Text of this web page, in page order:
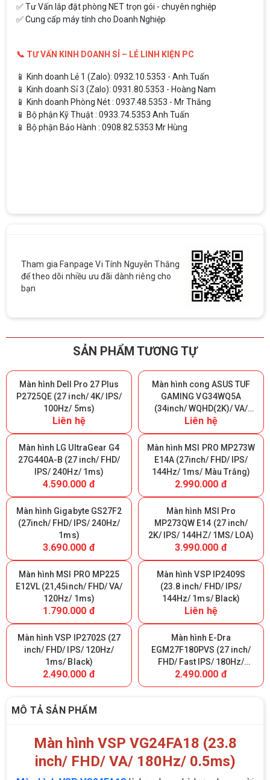
✅ Tư Vấn lắp đặt phòng NET trọn gói - chuyên nghiệp
✅ Cung cấp máy tính cho Doanh Nghiệp
📞 TƯ VẤN KINH DOANH SỈ – LẺ LINH KIỆN PC
📱 Kinh doanh Lẻ 1 (Zalo): 0932.10.5353 - Anh.Tuấn
📱 Kinh doanh Sỉ 3 (Zalo): 0931.80.5353 - Hoàng Nam
📱 Kinh doanh Phòng Nét : 0937.48.5353 - Mr Thắng
📱 Bộ phận Kỹ Thuật : 0933.74.5353 Anh Tuấn
📱 Bộ phận Bảo Hành : 0908.82.5353 Mr Hùng
Tham gia Fanpage Vi Tính Nguyễn Thắng
để theo dõi nhiều ưu đãi dành riêng cho
bạn
SẢN PHẨM TƯƠNG TỰ
Màn hình Dell Pro 27 Plus
P2725QE (27 inch/ 4K/ IPS/
100Hz/ 5ms)
Liên hệ
Màn hình cong ASUS TUF
GAMING VG34WQ5A
(34inch/ WQHD(2K)/ VA/
200Hz/ 0.5ms/ 1500R)
Liên hệ
Màn hình LG UltraGear G4
27G440A-B (27 inch/ FHD/
IPS/ 240Hz/ 1ms)
4.590.000 đ
Màn hình MSI PRO MP273W
E14A (27inch/ FHD/ IPS/
144Hz/ 1ms/ Màu Trắng)
2.990.000 đ
Màn hình Gigabyte GS27F2
(27inch/ FHD/ IPS/ 240Hz/
1ms)
3.690.000 đ
Màn hình MSI Pro
MP273QW E14 (27 inch/
2K/ IPS/ 144HZ/ 1MS/ LOA)
3.990.000 đ
Màn hình MSI PRO MP225
E12VL (21,45inch/ FHD/ VA/
120Hz/ 1ms)
1.790.000 đ
Màn hình VSP IP2409S
(23.8 inch/ FHD/ IPS/
144Hz/ 1ms/ Black)
Liên hệ
Màn hình VSP IP2702S (27
inch/ FHD/ IPS/ 120Hz/
1ms/ Black)
2.490.000 đ
Màn hình E-Dra
EGM27F180PVS (27 inch/
FHD/ Fast IPS/ 180Hz/
0.5ms)
2.490.000 đ
MÔ TẢ SẢN PHẨM
Màn hình VSP VG24FA18 (23.8
inch/ FHD/ VA/ 180Hz/ 0.5ms)